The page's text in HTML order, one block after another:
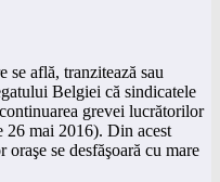
află, tranzitează sau
Belgiei că sindicatele
grevei lucrătorilor
26 mai 2016). Din acest
se desfăşoară cu mare